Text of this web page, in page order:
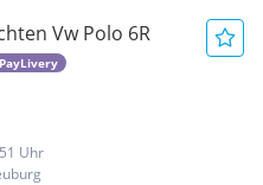
Vw Polo 6R
PayLivery
Uhr